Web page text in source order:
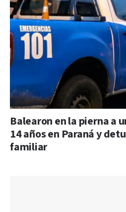
Balearon en la pierna a
14 años en Paraná y
familiar